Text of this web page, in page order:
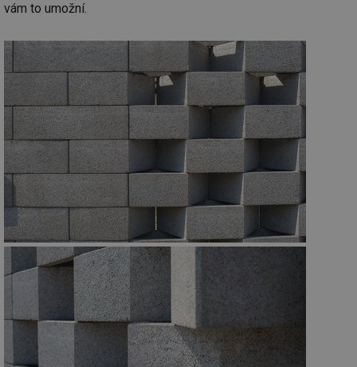
vám to umožní.